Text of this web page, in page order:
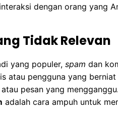
dengan orang yang
Tidak Relevan
yang populer, spam dan
atau pengguna yang
pesan yang mengganggu.
adalah cara ampuh untuk